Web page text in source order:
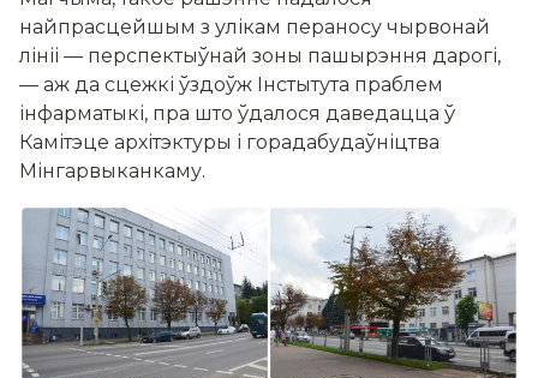
найпрасцейшым з улікам пераносу чырвонай
лініі — перспектыўнай зоны пашырэння дарогі,
— аж да сцежкі ўздоўж Інстытута праблем
інфарматыкі, пра што ўдалося даведацца ў
Камітэце архітэктуры і горадабудаўніцтва
Мінгарвыканкаму.